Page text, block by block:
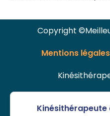
Copyright
Mentions légales